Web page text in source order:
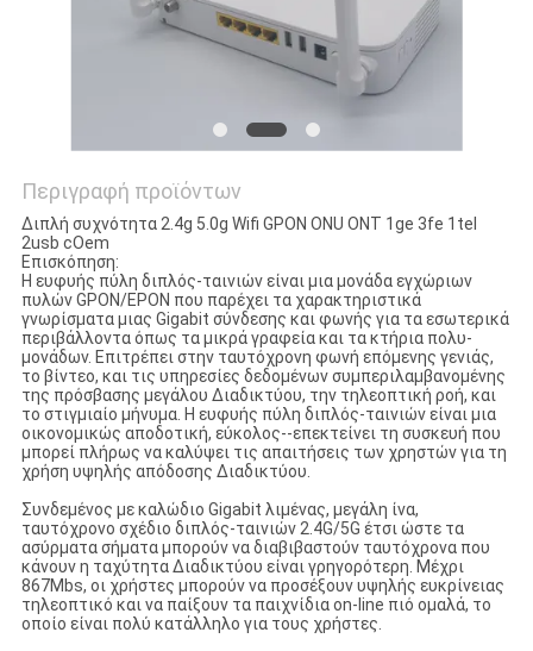
Περιγραφή προϊόντων
Διπλή συχνότητα 2.4g 5.0g Wifi GPON ONU ONT 1ge 3fe 1tel
2usb cOem
Επισκόπηση:
Η ευφυής πύλη διπλός-ταινιών είναι μια μονάδα εγχώριων
πυλών GPON/EPON που παρέχει τα χαρακτηριστικά
γνωρίσματα μιας Gigabit σύνδεσης και φωνής για τα εσωτερικά
περιβάλλοντα όπως τα μικρά γραφεία και τα κτήρια πολυ-
μονάδων. Επιτρέπει στην ταυτόχρονη φωνή επόμενης γενιάς,
το βίντεο, και τις υπηρεσίες δεδομένων συμπεριλαμβανομένης
της πρόσβασης μεγάλου Διαδικτύου, την τηλεοπτική ροή, και
το στιγμιαίο μήνυμα. Η ευφυής πύλη διπλός-ταινιών είναι μια
οικονομικώς αποδοτική, εύκολος--επεκτείνει τη συσκευή που
μπορεί πλήρως να καλύψει τις απαιτήσεις των χρηστών για τη
χρήση υψηλής απόδοσης Διαδικτύου.
Συνδεμένος με καλώδιο Gigabit λιμένας, μεγάλη ίνα,
ταυτόχρονο σχέδιο διπλός-ταινιών 2.4G/5G έτσι ώστε τα
ασύρματα σήματα μπορούν να διαβιβαστούν ταυτόχρονα που
κάνουν η ταχύτητα Διαδικτύου είναι γρηγορότερη. Μέχρι
867Mbs, οι χρήστες μπορούν να προσέξουν υψηλής ευκρίνειας
τηλεοπτικό και να παίξουν τα παιχνίδια on-line πιό ομαλά, το
οποίο είναι πολύ κατάλληλο για τους χρήστες.